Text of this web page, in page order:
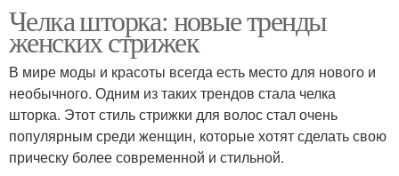
Челка шторка: новые тренды
женских стрижек
В мире моды и красоты всегда есть место для нового и
необычного. Одним из таких трендов стала челка
шторка. Этот стиль стрижки для волос стал очень
популярным среди женщин, которые хотят сделать свою
прическу более современной и стильной.